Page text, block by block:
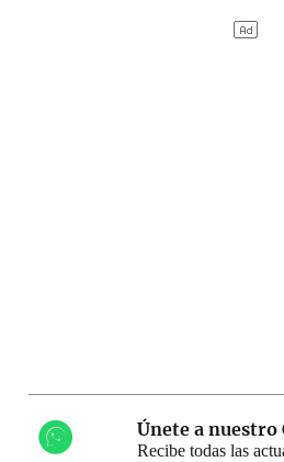
Únete a nuestro
Recibe todas las